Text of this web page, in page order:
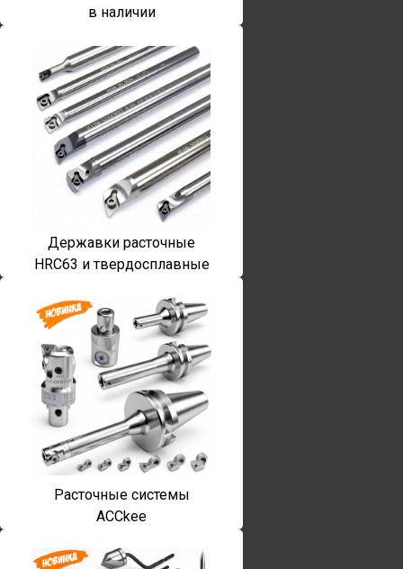
в наличии
Державки расточные
HRC63 и твердосплавные
Расточные системы
ACCkee